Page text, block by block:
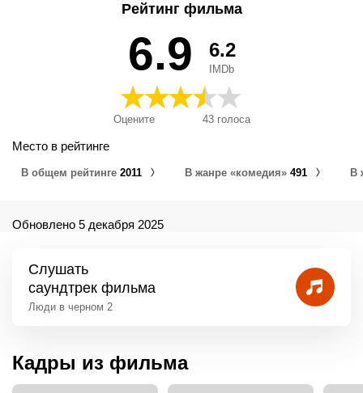
(Hombres de negro II), Menn í Svörtu 2, MIB - Homens de
Preto II, MiB2, MIB星際戰警2, MIIB - Back in Black, MIIB -
Homens de Preto II, MIIB - Miehet mustissa 2, Mozje v crnem
II, Qara geyimli adamlar 2, Qora libosli odamlar 2, Siyah Giyen
Adamlar 2, Vīri melnā II, Vyrai juodais drabužiais II, Οι άνδρες
με τα μαύρα 2, Қара киімділер 2, Люди в чорному 2, Људи у
црном 2, Мъже в черно 2, मेन इन ब्लैक 2, メン・イン・ブラック
negro II (Men in Black 2), Οι Άνδρες με τα Μαύρα II, Οι Άντρες
Άντρες με τα Μαύρα 2, MIB - Sötét zsaruk 2.
Рейтинг фильма
6.9
Оцените 43голоса
6.2
IMDb
Место в рейтинге
В общем рейтинге 2011 В жанре «комедия» 491 В
Обновлено 5 декабря 2025
Слушать
саундтрек фильма
Люди в черном 2
Кадры из фильма